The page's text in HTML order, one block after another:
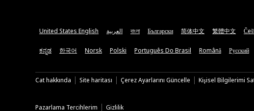
United States English العربية বাংলা Български 简体中文 繁體中文
ಕನ್ನಡ 한국어 Norsk Polski Português Do Brasil Română Русский
Cat hakkında Site haritası Çerez Ayarlarını Güncelle Kişisel Bilgilerimi
Pazarlama Tercihlerim Gizlilik